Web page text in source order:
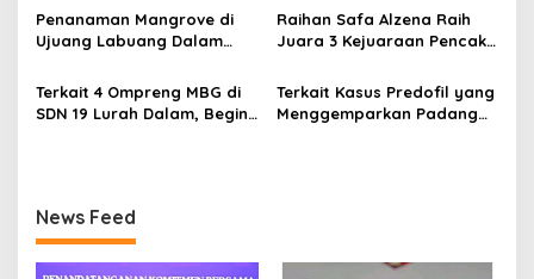
s
Terdakwa Haji DS
Penanaman Mangrove di
Ujuang Labuang Dalam
Sedunia
Raihan Safa Alzena Raih
Juara 3 Kejuaraan Pencak
Sumatera Barat
Terkait 4 Ompreng MBG di
SDN 19 Lurah Dalam, Begini
Terkait Kasus Predofil yang
Menggemparkan Padang
News Feed